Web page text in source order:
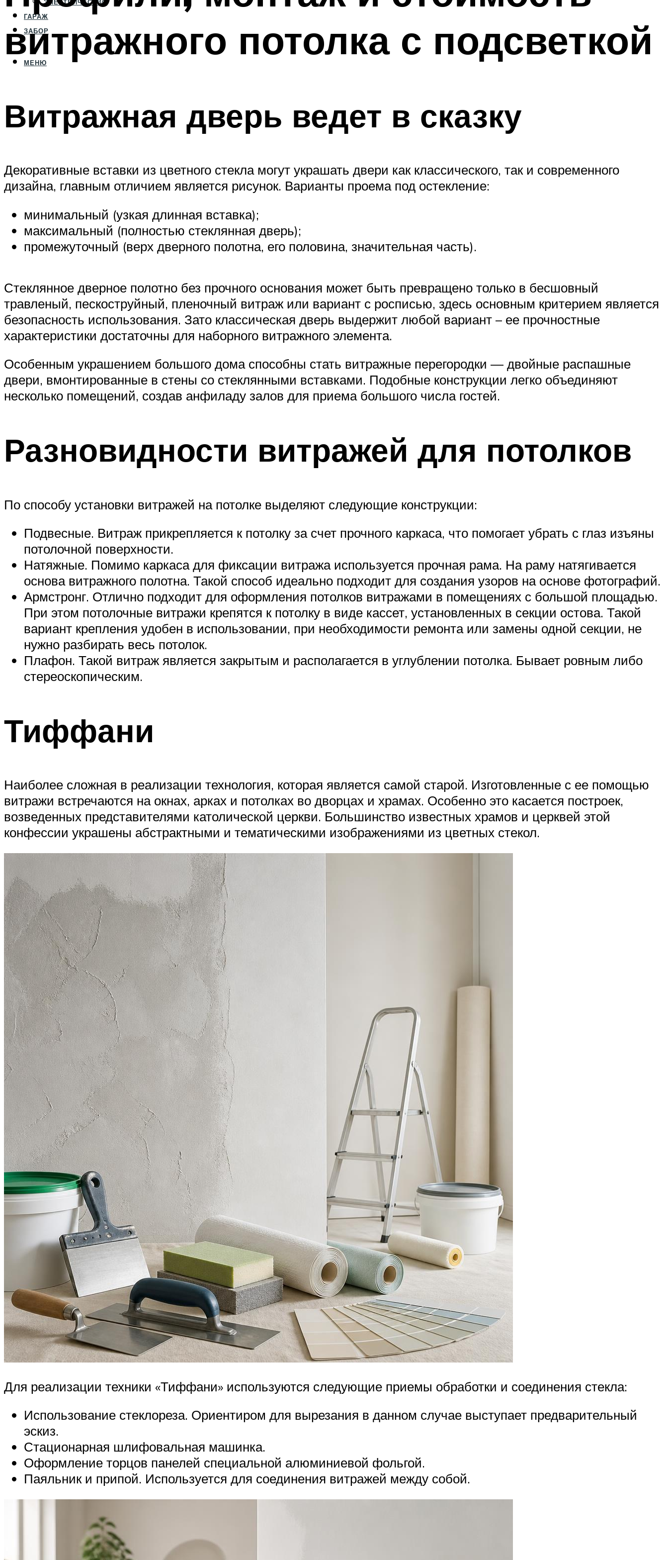
ЭЛЕКТРИЧЕСТВО
ГАРАЖ
ЗАБОР
МЕНЮ
витражного потолка с подсветкой
Витражная дверь ведет в сказку
Декоративные вставки из цветного стекла могут украшать двери как классического, так и современного
дизайна, главным отличием является рисунок. Варианты проема под остекление:
минимальный (узкая длинная вставка);
максимальный (полностью стеклянная дверь);
промежуточный (верх дверного полотна, его половина, значительная часть).
Стеклянное дверное полотно без прочного основания может быть превращено только в бесшовный
травленый, пескоструйный, пленочный витраж или вариант с росписью, здесь основным критерием является
безопасность использования. Зато классическая дверь выдержит любой вариант – ее прочностные
характеристики достаточны для наборного витражного элемента.
Особенным украшением большого дома способны стать витражные перегородки — двойные распашные
двери, вмонтированные в стены со стеклянными вставками. Подобные конструкции легко объединяют
несколько помещений, создав анфиладу залов для приема большого числа гостей.
Разновидности витражей для потолков
По способу установки витражей на потолке выделяют следующие конструкции:
Подвесные. Витраж прикрепляется к потолку за счет прочного каркаса, что помогает убрать с глаз изъяны
потолочной поверхности.
Натяжные. Помимо каркаса для фиксации витража используется прочная рама. На раму натягивается
основа витражного полотна. Такой способ идеально подходит для создания узоров на основе фотографий.
Армстронг. Отлично подходит для оформления потолков витражами в помещениях с большой площадью.
При этом потолочные витражи крепятся к потолку в виде кассет, установленных в секции остова. Такой
вариант крепления удобен в использовании, при необходимости ремонта или замены одной секции, не
нужно разбирать весь потолок.
Плафон. Такой витраж является закрытым и располагается в углублении потолка. Бывает ровным либо
стереоскопическим.
Тиффани
Наиболее сложная в реализации технология, которая является самой старой. Изготовленные с ее помощью
витражи встречаются на окнах, арках и потолках во дворцах и храмах. Особенно это касается построек,
возведенных представителями католической церкви. Большинство известных храмов и церквей этой
конфессии украшены абстрактными и тематическими изображениями из цветных стекол.
Для реализации техники «Тиффани» используются следующие приемы обработки и соединения стекла:
Использование стеклореза. Ориентиром для вырезания в данном случае выступает предварительный
эскиз.
Стационарная шлифовальная машинка.
Оформление торцов панелей специальной алюминиевой фольгой.
Паяльник и припой. Используется для соединения витражей между собой.